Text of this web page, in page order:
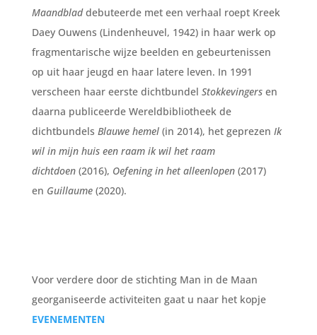
Maandbladdebuteerde met een verhaal roept Kreek
Daey Ouwens (Lindenheuvel, 1942) in haar werk op
fragmentarische wijze beelden en gebeurtenissen
op uit haar jeugd en haar latere leven. In 1991
verscheen haar eerste dichtbundel Stokkevingersen
daarna publiceerde Wereldbibliotheek de
dichtbundels Blauwe hemel (in 2014), het geprezen Ik
wil in mijn huis een raam ik wil het raam
dichtdoen(2016), Oefening in het alleenlopen(2017)
en Guillaume(2020).
Voor verdere door de stichting Man in de Maan
georganiseerde activiteiten gaat u naar het kopje
EVENEMENTEN